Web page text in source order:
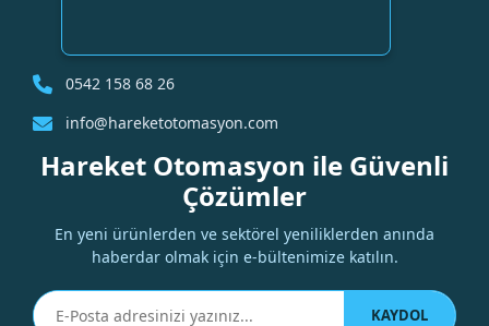
0542 158 68 26
info@hareketotomasyon.com
Hareket Otomasyon ile Güvenli
Çözümler
En yeni ürünlerden ve sektörel yeniliklerden anında
haberdar olmak için e-bültenimize katılın.
KAYDOL